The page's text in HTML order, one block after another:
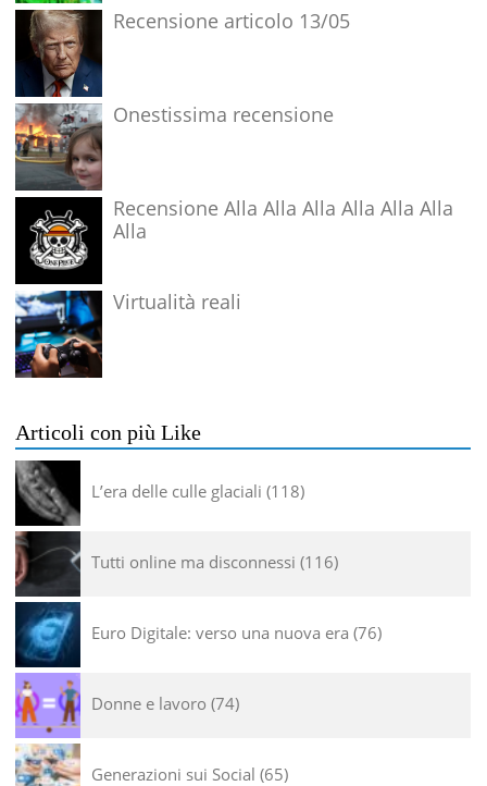
Recensione articolo 13/05
Onestissima recensione
Recensione Alla Alla Alla Alla Alla Alla
Alla
Virtualità reali
Articoli con più Like
L’era delle culle glaciali 118
Tutti online ma disconnessi 116
Euro Digitale: verso una nuova era 76
Donne e lavoro 74
Generazioni sui Social 65